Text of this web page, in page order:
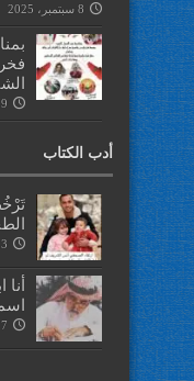
8 سبتمبر، 2025
9 يوليو، 2025
أدب الكتاب
13
7 أبريل، 2025